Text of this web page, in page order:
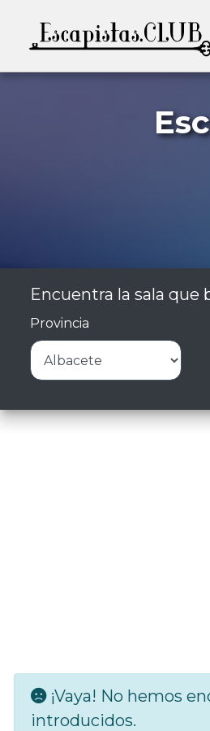
Encuentra la sala que
Provincia
¡Vaya! No hemos
introducidos.